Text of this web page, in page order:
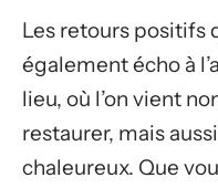
Les retours positifs
également écho à
lieu, où l’on vient
restaurer, mais
chaleureux. Que